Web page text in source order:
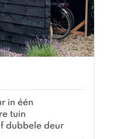
in één
tuin
dubbele deur